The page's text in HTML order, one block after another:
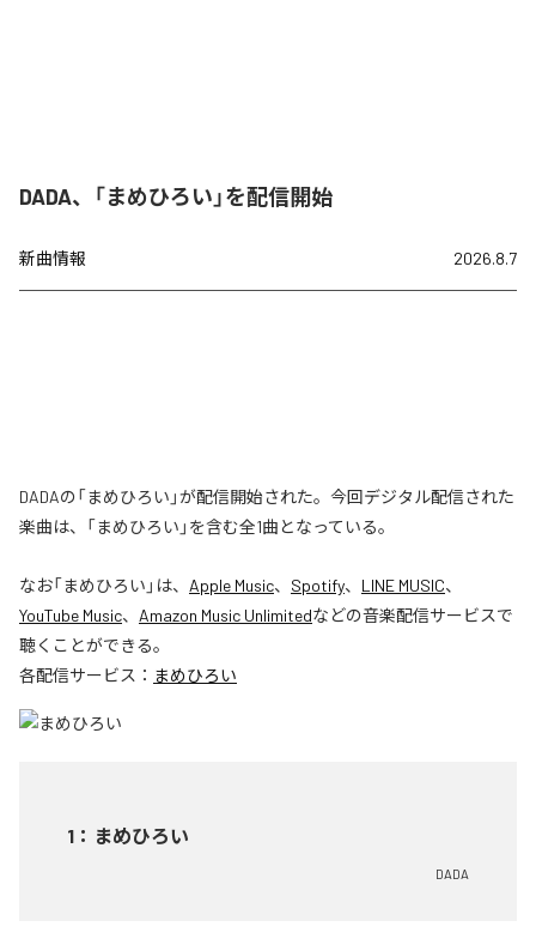
DADA、「まめひろい」を配信開始
新曲情報 2026.8.7
DADAの「まめひろい」が配信開始された。今回デジタル配信された
楽曲は、「まめひろい」を含む全1曲となっている。
なお「まめひろい 」は、 Apple Music、 Spotify、 LINE MUSIC、
YouTube Music、 Amazon Music Unlimitedなどの音楽配信サービスで
聴くことができる。
各配信サービス： まめひろい
1 ： まめひろい
DADA